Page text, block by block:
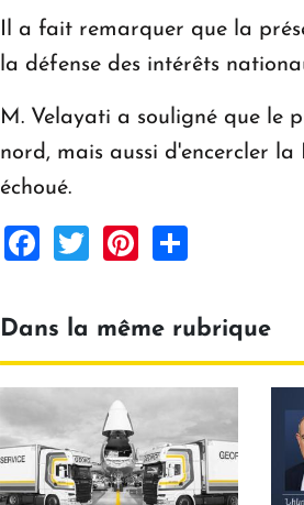
Il a fait remarquer que la
la défense des intérêts
M. Velayati a souligné que le
nord, mais aussi d'encercler
échoué.
Facebook
TwitterPinterest
Dans la même rubrique